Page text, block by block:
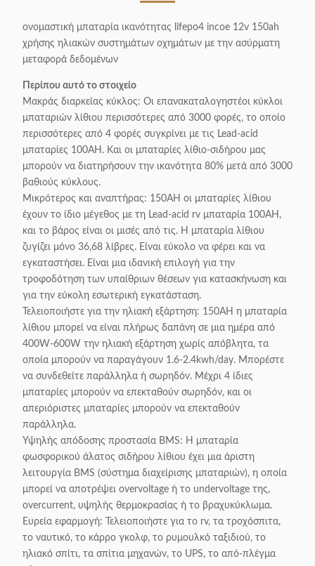
ονομαστική μπαταρία ικανότητας lifepo4 incoe 12v 150ah
χρήσης ηλιακών συστημάτων οχημάτων με την ασύρματη
μεταφορά δεδομένων
Περίπου αυτό το στοιχείο
Μακράς διαρκείας κύκλος: Οι επανακαταλογηστέοι κύκλοι
μπαταριών λίθιου περισσότερες από 3000 φορές, το οποίο
περισσότερες από 4 φορές συγκρίνει με τις Lead-acid
μπαταρίες 100AH. Και οι μπαταρίες λίθιο-σιδήρου μας
μπορούν να διατηρήσουν την ικανότητα 80% μετά από 3000
βαθιούς κύκλους.
Μικρότερος και αναπτήρας: 150AH οι μπαταρίες λίθιου
έχουν το ίδιο μέγεθος με τη Lead-acid rv μπαταρία 100AH,
και το βάρος είναι οι μισές από τις. Η μπαταρία λίθιου
ζυγίζει μόνο 36,68 λίβρες. Είναι εύκολο να φέρει και να
εγκαταστήσει. Είναι μια ιδανική επιλογή για την
τροφοδότηση των υπαίθριων θέσεων για κατασκήνωση και
για την εύκολη εσωτερική εγκατάσταση.
Τελειοποιήστε για την ηλιακή εξάρτηση: 150AH η μπαταρία
λίθιου μπορεί να είναι πλήρως δαπάνη σε μια ημέρα από
400W-600W την ηλιακή εξάρτηση χωρίς απόβλητα, τα
οποία μπορούν να παραγάγουν 1.6-2.4kwh/day. Μπορέστε
να συνδεθείτε παράλληλα ή σωρηδόν. Μέχρι 4 ίδιες
μπαταρίες μπορούν να επεκταθούν σωρηδόν, και οι
απεριόριστες μπαταρίες μπορούν να επεκταθούν
παράλληλα.
Υψηλής απόδοσης προστασία BMS: Η μπαταρία
φωσφορικού άλατος σιδήρου λίθιου έχει μια άριστη
λειτουργία BMS (σύστημα διαχείρισης μπαταριών), η οποία
μπορεί να αποτρέψει overvoltage ή το undervoltage της,
overcurrent, υψηλής θερμοκρασίας ή το βραχυκύκλωμα.
Ευρεία εφαρμογή: Τελειοποιήστε για το rv, τα τροχόσπιτα,
το ναυτικό, το κάρρο γκολφ, το ρυμουλκό ταξιδιού, το
ηλιακό σπίτι, τα σπίτια μηχανών, το UPS, το από-πλέγμα